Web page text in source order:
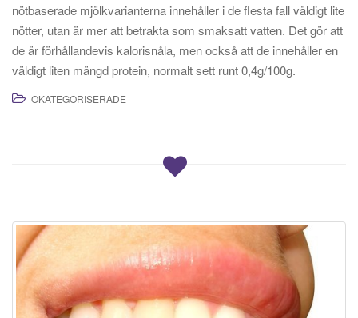
nötbaserade mjölkvarianterna innehåller i de flesta fall väldigt lite
nötter, utan är mer att betrakta som smaksatt vatten. Det gör att
de är förhållandevis kalorisnåla, men också att de innehåller en
väldigt liten mängd protein, normalt sett runt 0,4g/100g.
OKATEGORISERADE